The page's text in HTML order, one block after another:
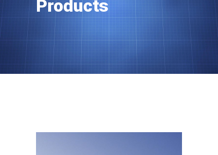
Products